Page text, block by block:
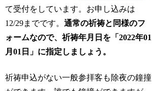
て受付をしています。お申し込みは
12/29までです。通常の祈祷と同様のフ
ォームなので、祈祷年月日を「2022年01
月01日」に指定しましょう。
祈祷申込がない一般参拝客も除夜の鐘撞